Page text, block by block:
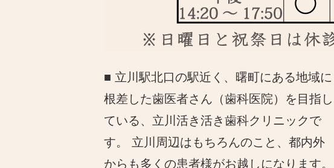
■ 立川駅北口の駅近く、曙町にある地域に
根差した歯医者さん（歯科医院）を目指し
ている、立川活き活き歯科クリニックで
す。 立川周辺はもちろんのこと、都内外
からも多くの患者様がお越しになります。